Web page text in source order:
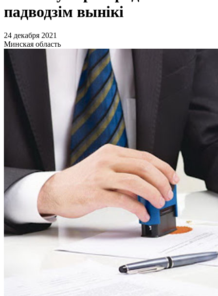
падводзім вынікі
24 декабря 2021
Минская область